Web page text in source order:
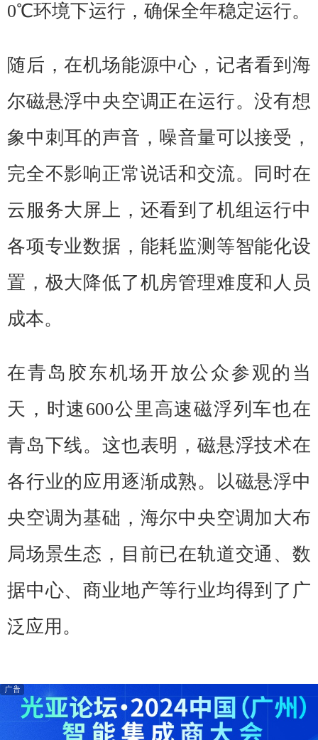
0℃环境下运行，确保全年稳定运行。
随后，在机场能源中心，记者看到海
尔磁悬浮中央空调正在运行。没有想
象中刺耳的声音，噪音量可以接受，
完全不影响正常说话和交流。同时在
云服务大屏上，还看到了机组运行中
各项专业数据，能耗监测等智能化设
置，极大降低了机房管理难度和人员
成本。
在青岛胶东机场开放公众参观的当
天，时速600公里高速磁浮列车也在
青岛下线。这也表明，磁悬浮技术在
各行业的应用逐渐成熟。以磁悬浮中
央空调为基础，海尔中央空调加大布
局场景生态，目前已在轨道交通、数
据中心、商业地产等行业均得到了广
泛应用。